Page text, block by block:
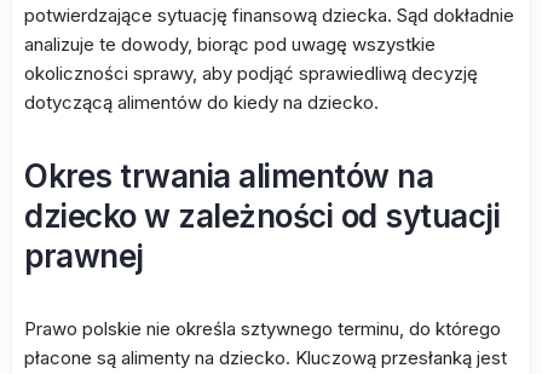
potwierdzające sytuację finansową dziecka. Sąd dokładnie
analizuje te dowody, biorąc pod uwagę wszystkie
okoliczności sprawy, aby podjąć sprawiedliwą decyzję
dotyczącą alimentów do kiedy na dziecko.
Okres trwania alimentów na
dziecko w zależności od sytuacji
prawnej
Prawo polskie nie określa sztywnego terminu, do którego
płacone są alimenty na dziecko. Kluczową przesłanką jest